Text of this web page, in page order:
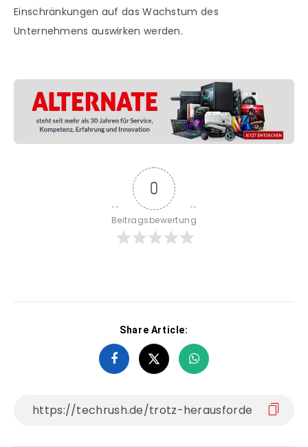
Einschränkungen auf das Wachstum des
Unternehmens auswirken werden.
0
Beitragsbewertung
Share Article: